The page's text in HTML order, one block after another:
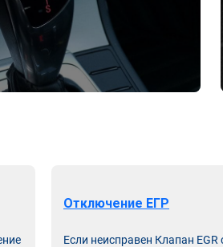
Отключение ЕГР
Если неисправен Клапан EGR